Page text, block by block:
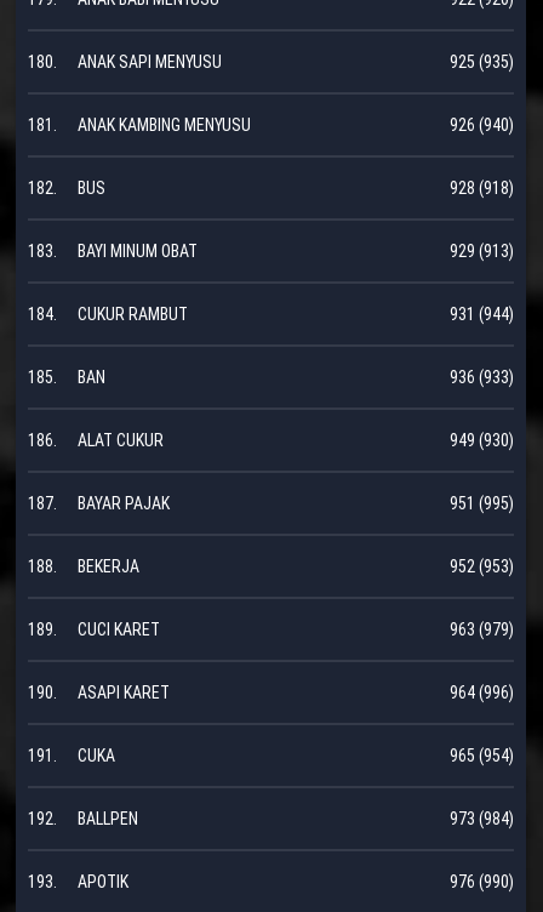
180. ANAK SAPI MENYUSU 925 (935)
181. ANAK KAMBING MENYUSU 926 (940)
182. BUS 928 (918)
183. BAYI MINUM OBAT 929 (913)
184. CUKUR RAMBUT 931 (944)
185. BAN 936 (933)
186. ALAT CUKUR 949 (930)
187. BAYAR PAJAK 951 (995)
188. BEKERJA 952 (953)
189. CUCI KARET 963 (979)
190. ASAPI KARET 964 (996)
191. CUKA 965 (954)
192. BALLPEN 973 (984)
193. APOTIK 976 (990)